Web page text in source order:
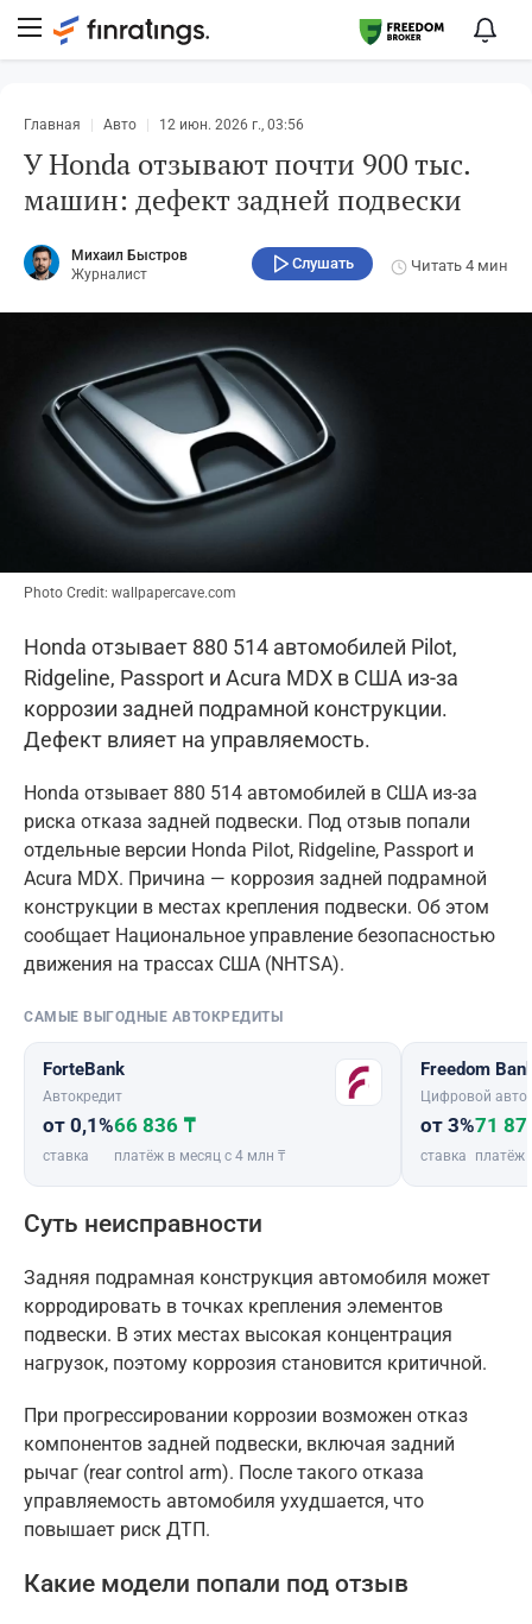
Главная Авто 12 июн. 2026 г., 03:56
У Honda отзывают почти 900 тыс.
машин: дефект задней подвески
Михаил Быстров
Журналист
Слушать Читать 4 мин
Photo Credit: wallpapercave.com
Honda отзывает 880 514 автомобилей Pilot,
Ridgeline, Passport и Acura MDX в США из-за
коррозии задней подрамной конструкции.
Дефект влияет на управляемость.
Honda отзывает 880 514 автомобилей в США из-за
риска отказа задней подвески. Под отзыв попали
отдельные версии Honda Pilot, Ridgeline, Passport и
Acura MDX. Причина — коррозия задней подрамной
конструкции в местах крепления подвески. Об этом
сообщает Национальное управление безопасностью
движения на трассах США (NHTSA).
САМЫЕ ВЫГОДНЫЕ АВТОКРЕДИТЫ
ForteBank
Автокредит
от 0,1%
ставка
66 836 ₸
платёж в месяц с 4 млн ₸
Freedom
Цифровой
от 3%
ставка
71
платёж
Суть неисправности
Задняя подрамная конструкция автомобиля может
корродировать в точках крепления элементов
подвески. В этих местах высокая концентрация
нагрузок, поэтому коррозия становится критичной.
При прогрессировании коррозии возможен отказ
компонентов задней подвески, включая задний
рычаг (rear control arm). После такого отказа
управляемость автомобиля ухудшается, что
повышает риск ДТП.
Какие модели попали под отзыв